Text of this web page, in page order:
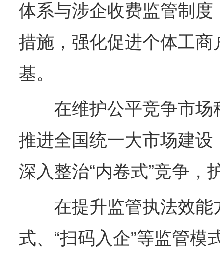
体系与涉企收费监管制
措施，强化促进个体工
基。
在维护公平竞争市场
推进全国统一大市场建
深入整治“内卷式”竞争，
在提升监管执法效能
式、“扫码入企”等监管